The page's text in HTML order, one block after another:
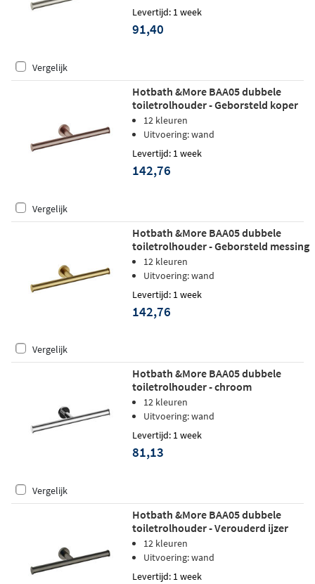
Levertijd: 1 week
91,40
Vergelijk
Hotbath &More BAA05 dubbele
toiletrolhouder - Geborsteld koper
PVD12 kleuren
Uitvoering: wand
Levertijd: 1 week
142,76
Vergelijk
Hotbath &More BAA05 dubbele
toiletrolhouder - Geborsteld messing
PVD12 kleuren
Uitvoering: wand
Levertijd: 1 week
142,76
Vergelijk
Hotbath &More BAA05 dubbele
toiletrolhouder - chroom
12 kleuren
Uitvoering: wand
Levertijd: 1 week
81,13
Vergelijk
Hotbath &More BAA05 dubbele
toiletrolhouder - Verouderd ijzer
12 kleuren
Uitvoering: wand
Levertijd: 1 week